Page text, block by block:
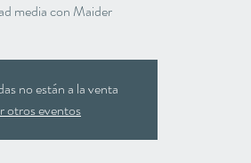
media con Maider
no están a la venta
otros eventos